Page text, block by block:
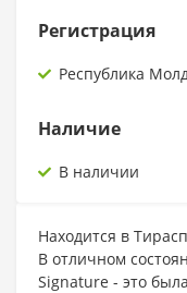
Регистрация
Республика
Наличие
В наличии
Находится в
В отличном
Signature - это